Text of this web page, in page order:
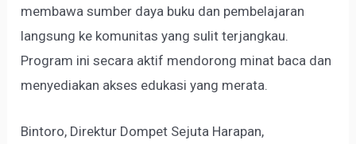
membawa sumber daya buku dan pembelajaran
langsung ke komunitas yang sulit terjangkau.
Program ini secara aktif mendorong minat baca dan
menyediakan akses edukasi yang merata.
Bintoro, Direktur Dompet Sejuta Harapan,